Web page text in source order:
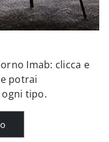
Imab: clicca e
potrai
tipo.